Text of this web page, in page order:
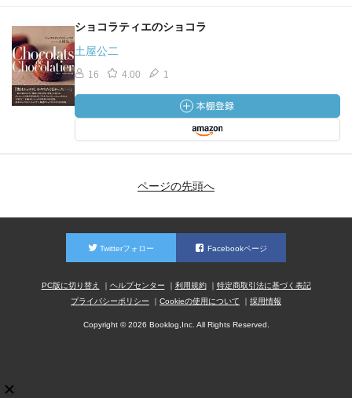
ショコラティエのショコラ
土屋公二
16 4.00 1
ページの先頭へ
Twitterフォロー Facebookページ
PC版に切り替え ヘルプセンター 利用規約
特定商取引法に基づく表記
プライバシーポリシー
Cookieの使用について 採用情報
Copyright © 2026 Booklog,Inc. All Rights Reserved.